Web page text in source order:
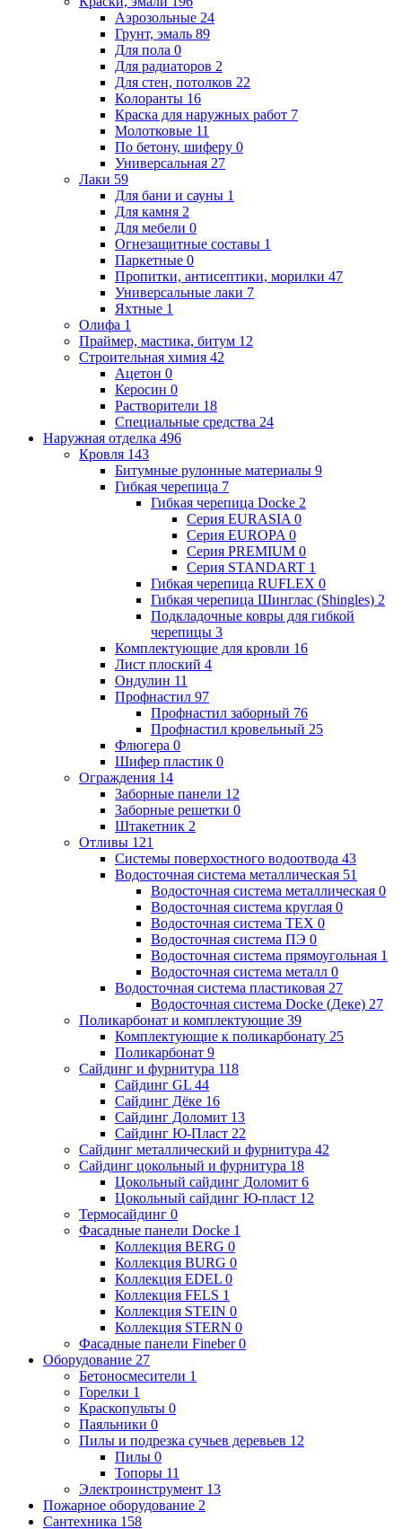
Аэрозольные 24
Грунт, эмаль 89
Для пола 0
Для радиаторов 2
Для стен, потолков 22
Колоранты 16
Краска для наружных работ 7
Молотковые 11
По бетону, шиферу 0
Универсальная 27
Лаки 59
Для бани и сауны 1
Для камня 2
Для мебели 0
Огнезащитные составы 1
Паркетные 0
Пропитки, антисептики, морилки 47
Универсальные лаки 7
Яхтные 1
Олифа 1
Праймер, мастика, битум 12
Строительная химия 42
Ацетон 0
Керосин 0
Растворители 18
Специальные средства 24
Наружная отделка 496
Кровля 143
Битумные рулонные материалы 9
Гибкая черепица 7
Гибкая черепица Docke 2
Серия EURASIA 0
Серия EUROPA 0
Серия PREMIUM 0
Серия STANDART 1
Гибкая черепица RUFLEX 0
Гибкая черепица Шинглас (Shingles) 2
Подкладочные ковры для гибкой
черепицы 3
Комплектующие для кровли 16
Лист плоский 4
Ондулин 11
Профнастил 97
Профнастил заборный 76
Профнастил кровельный 25
Флюгера 0
Шифер пластик 0
Ограждения 14
Заборные панели 12
Заборные решетки 0
Штакетник 2
Отливы 121
Системы поверхостного водоотвода 43
Водосточная система металлическая 51
Водосточная система металлическая 0
Водосточная система круглая 0
Водосточная система ТЕХ 0
Водосточная система ПЭ 0
Водосточная система прямоугольная 1
Водосточная система металл 0
Водосточная система пластиковая 27
Водосточная система Docke (Деке) 27
Поликарбонат и комплектующие 39
Комплектующие к поликарбонату 25
Поликарбонат 9
Сайдинг и фурнитура 118
Сайдинг GL 44
Сайдинг Дёке 16
Сайдинг Доломит 13
Сайдинг Ю-Пласт 22
Сайдинг металлический и фурнитура 42
Сайдинг цокольный и фурнитура 18
Цокольный сайдинг Доломит 6
Цокольный сайдинг Ю-пласт 12
Термосайдинг 0
Фасадные панели Docke 1
Коллекция BERG 0
Коллекция BURG 0
Коллекция EDEL 0
Коллекция FELS 1
Коллекция STEIN 0
Коллекция STERN 0
Фасадные панели Fineber0
Оборудование 27
Бетоносмесители 1
Горелки 1
Краскопульты 0
Паяльники 0
Пилы и подрезка сучьев деревьев 12
Пилы 0
Топоры 11
Электроинструмент 13
Пожарное оборудование 2
Сантехника 158